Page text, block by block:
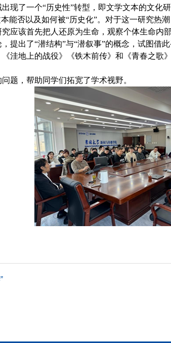
现了一个“历史性”转型，即文学文本的文化
能否以及如何被“历史化”。对于这一研究热
应该首先把人还原为生命，观察个体生命内部
提出了“潜结构”与“潜叙事”的概念，试图借
洼地上的战役》《铁木前传》和《青春之歌
题，帮助同学们拓宽了学术视野。